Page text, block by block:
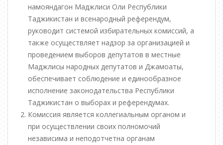
намояндагон Маджлиси Оли Республики
Таджикистан и всенародный референдум,
руководит системой избирательных комиссий, а
также осуществляет надзор за организацией и
проведением выборов депутатов в местные
Маджлисы народных депутатов и Джамоаты,
обеспечивает соблюдение и единообразное
исполнение законодательства Республики
Таджикистан о выборах и референдумах.
Комиссия является коллегиальным органом и
при осуществлении своих полномочий
независима и неподотчетна органам